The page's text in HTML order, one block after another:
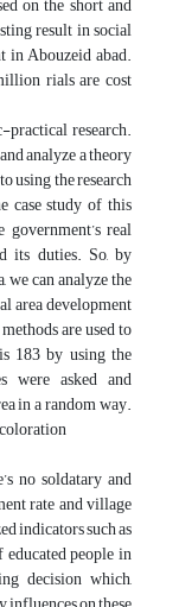
result in social
in Abouzeid abad.
rials are cost
research.
analyze a theory
using the research
case study of this
real
its duties. So, by
can analyze the
area development
are used to
183 by using the
were asked and
in a random way.
no soldatary and
rate and village
indicators such as
people in
decision which,